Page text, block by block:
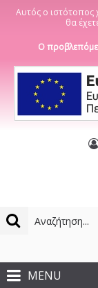
Αυτός ο ιστότοπος
θα
Ο
MENU